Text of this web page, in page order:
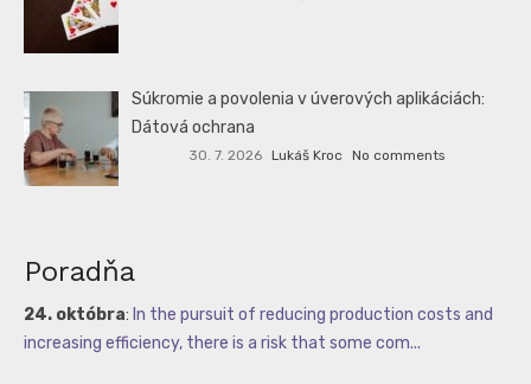
Súkromie a povolenia v úverových aplikáciách:
Dátová ochrana
30. 7. 2026 Lukáš Kroc No comments
Poradňa
24. októbra: In the pursuit of reducing production costs and
increasing efficiency, there is a risk that some com...